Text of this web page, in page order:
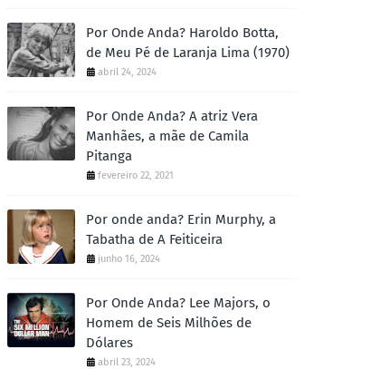
Por Onde Anda? Haroldo Botta,
de Meu Pé de Laranja Lima (1970)
abril 24, 2024
Por Onde Anda? A atriz Vera
Manhães, a mãe de Camila
Pitanga
fevereiro 22, 2021
Por onde anda? Erin Murphy, a
Tabatha de A Feiticeira
junho 16, 2024
Por Onde Anda? Lee Majors, o
Homem de Seis Milhões de
Dólares
abril 23, 2024